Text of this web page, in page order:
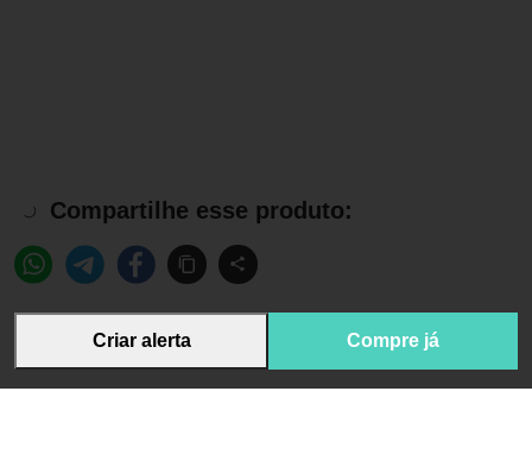
Compartilhe esse produto:
Informações sobre o produto
Criar alerta Compre já